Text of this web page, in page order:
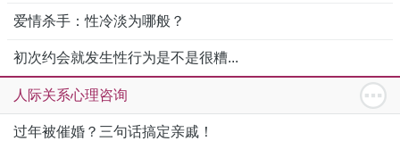
爱情杀手：性冷淡为哪般？
初次约会就发生性行为是不是很糟...
人际关系心理咨询
过年被催婚？三句话搞定亲戚！